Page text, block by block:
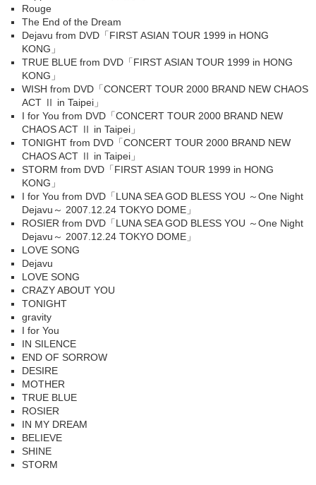
Rouge
The End of the Dream
Dejavu from DVD「FIRST ASIAN TOUR 1999 in HONG
KONG」
TRUE BLUE from DVD「FIRST ASIAN TOUR 1999 in HONG
KONG」
WISH from DVD「CONCERT TOUR 2000 BRAND NEW CHAOS
ACT Ⅱ in Taipei」
I for You from DVD「CONCERT TOUR 2000 BRAND NEW
CHAOS ACT Ⅱ in Taipei」
TONIGHT from DVD「CONCERT TOUR 2000 BRAND NEW
CHAOS ACT Ⅱ in Taipei」
STORM from DVD「FIRST ASIAN TOUR 1999 in HONG
KONG」
I for You from DVD「LUNA SEA GOD BLESS YOU ～One Night
Dejavu～ 2007.12.24 TOKYO DOME」
ROSIER from DVD「LUNA SEA GOD BLESS YOU ～One Night
Dejavu～ 2007.12.24 TOKYO DOME」
LOVE SONG
Dejavu
LOVE SONG
CRAZY ABOUT YOU
TONIGHT
gravity
I for You
IN SILENCE
END OF SORROW
DESIRE
MOTHER
TRUE BLUE
ROSIER
IN MY DREAM
BELIEVE
SHINE
STORM